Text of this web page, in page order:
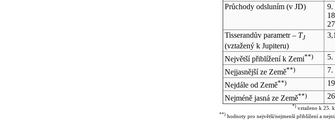
Průchody odsluním (v JD) 9.
Tisserandův parametr – TJ
(vztažený k Jupiteru)
3,1
Největší přiblížení k Zemi**) 5.
Nejjasnější ze Země**) 7.
Nejdále od Země**)
Nejméně jasná ze Země**)
*)vztaženo k 25.
**) hodnoty pro největší/nejmenší přiblížení a